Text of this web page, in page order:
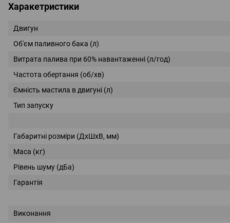
Харакетристики
Двигун
Об'єм паливного бака (л)
Витрата палива при 60% навантаженні (л/год)
Частота обертання (об/хв)
Ємність мастила в двигуні (л)
Тип запуску
Габаритні розміри (ДхШхВ, мм)
Маса (кг)
Рівень шуму (дБа)
Гарантія
Виконання